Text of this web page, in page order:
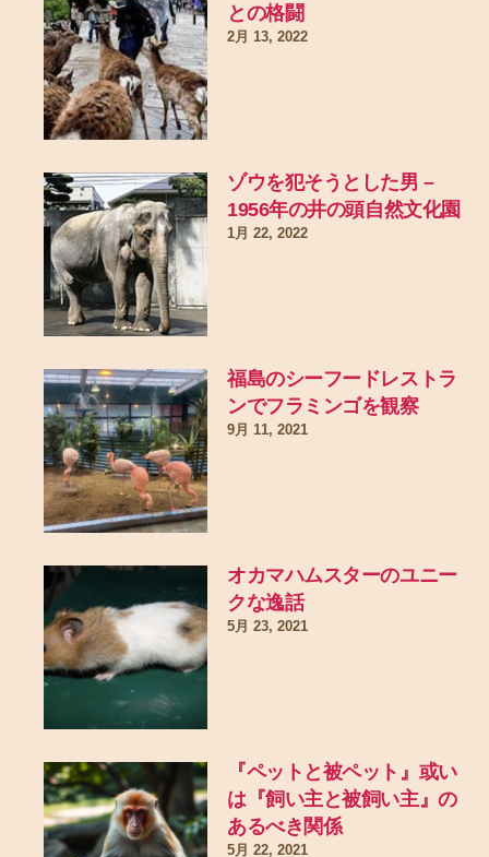
との格闘
2月 13, 2022
ゾウを犯そうとした男 –
1956年の井の頭自然文化園
1月 22, 2022
福島のシーフードレストラ
ンでフラミンゴを観察
9月 11, 2021
オカマハムスターのユニー
クな逸話
5月 23, 2021
『ペットと被ペット』或い
は『飼い主と被飼い主』の
あるべき関係
5月 22, 2021